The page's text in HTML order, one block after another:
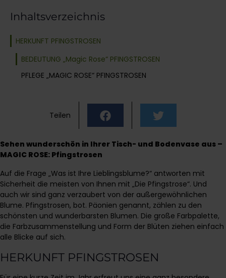
Inhaltsverzeichnis
HERKUNFT PFINGSTROSEN
BEDEUTUNG „Magic Rose“ PFINGSTROSEN
PFLEGE „MAGIC ROSE“ PFINGSTROSEN
Teilen
Sehen wunderschön in Ihrer Tisch- und Bodenvase aus –
MAGIC ROSE: Pfingstrosen
Auf die Frage „Was ist Ihre Lieblingsblume?“ antworten mit
Sicherheit die meisten von Ihnen mit „Die Pfingstrose“. Und
auch wir sind ganz verzaubert von der außergewöhnlichen
Blume. Pfingstrosen, bot. Päonien genannt, zählen zu den
schönsten und wunderbarsten Blumen. Die große Farbpalette,
die Farbzusammenstellung und Form der Blüten ziehen einfach
alle Blicke auf sich.
HERKUNFT PFINGSTROSEN